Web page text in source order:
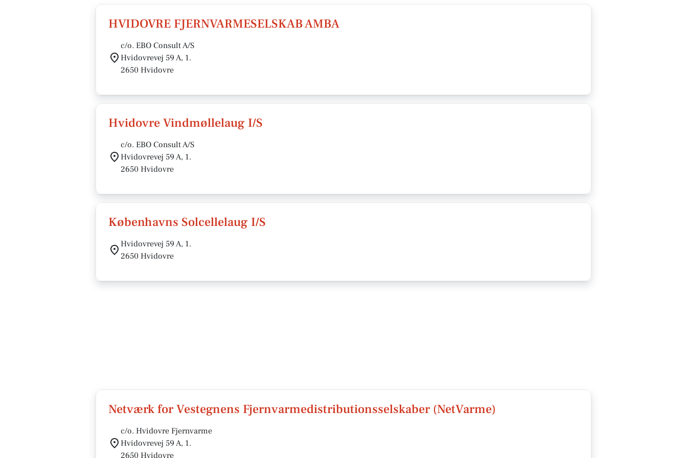
HVIDOVRE FJERNVARMESELSKAB AMBA
c/o. EBO Consult A/S
Hvidovrevej 59 A, 1.
2650 Hvidovre
Hvidovre Vindmøllelaug I/S
c/o. EBO Consult A/S
Hvidovrevej 59 A, 1.
2650 Hvidovre
Københavns Solcellelaug I/S
Hvidovrevej 59 A, 1.
2650 Hvidovre
Netværk for Vestegnens Fjernvarmedistributionsselskaber (NetVarme)
c/o. Hvidovre Fjernvarme
Hvidovrevej 59 A, 1.
2650 Hvidovre